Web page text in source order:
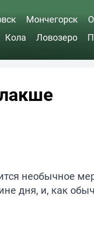
Мончегорск
Кола Ловозеро
необычное
дня, и, как